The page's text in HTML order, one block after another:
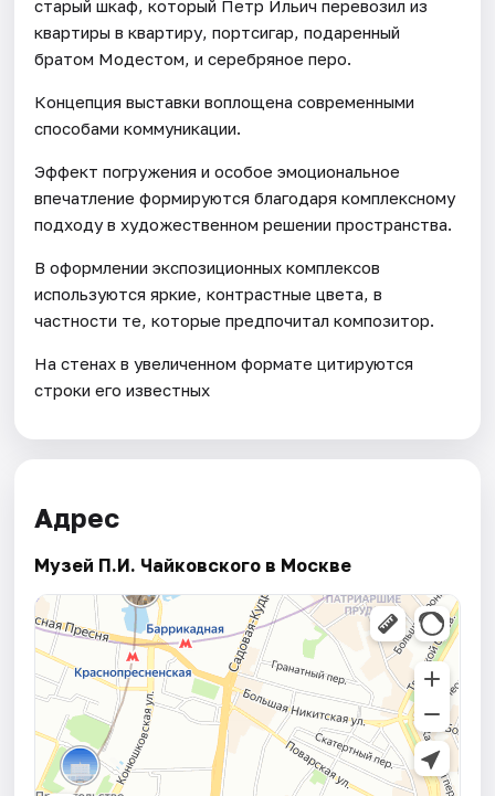
старый шкаф, который Петр Ильич перевозил из
квартиры в квартиру, портсигар, подаренный
братом Модестом, и серебряное перо.
Концепция выставки воплощена современными
способами коммуникации.
Эффект погружения и особое эмоциональное
впечатление формируются благодаря комплексному
подходу в художественном решении пространства.
В оформлении экспозиционных комплексов
используются яркие, контрастные цвета, в
частности те, которые предпочитал композитор.
На стенах в увеличенном формате цитируются
строки его известных
Адрес
Музей П.И. Чайковского в Москве